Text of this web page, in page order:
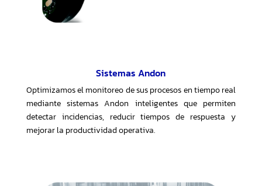
Sistemas Andon
Optimizamos el monitoreo de sus procesos en tiempo real
mediante sistemas Andon inteligentes que permiten
detectar incidencias, reducir tiempos de respuesta y
mejorar la productividad operativa.